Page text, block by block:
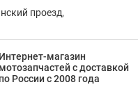
проезд,
Интернет-магазин
мотозапчастейс доставкой
по России с 2008 года